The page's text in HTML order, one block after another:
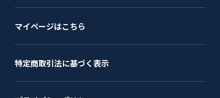
マイページはこちら
特定商取引法に基づく表示